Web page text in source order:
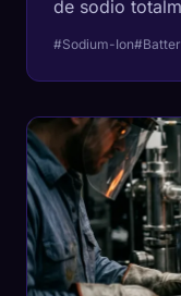
de sodio
#Sodium-Ion